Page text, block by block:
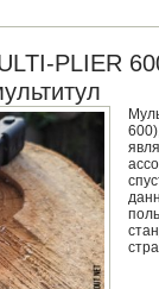
PLIER